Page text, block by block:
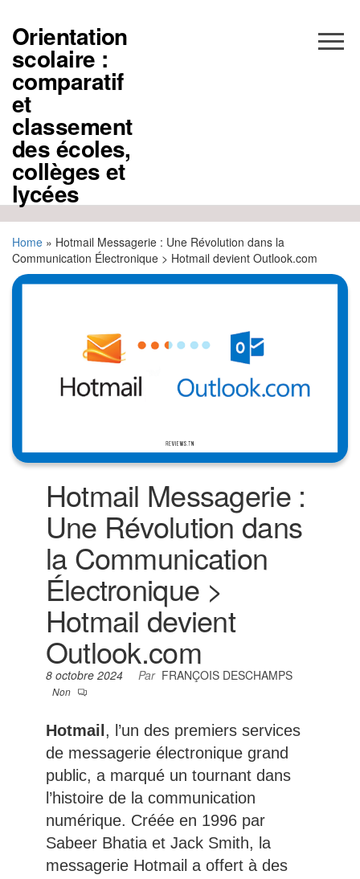
contenu
Orientation
scolaire :
comparatif
et
classement
des écoles,
collèges et
lycées
Home » Hotmail Messagerie : Une Révolution dans la
Communication Électronique > Hotmail devient Outlook.com
Hotmail Messagerie :
Une Révolution dans
la Communication
Électronique >
Hotmail devient
Outlook.com
8 octobre 2024 Par FRANÇOIS DESCHAMPS
Non
Hotmail , l’un des premiers services
de messagerie électronique grand
public, a marqué un tournant dans
l’histoire de la communication
numérique. Créée en 1996 par
Sabeer Bhatia et Jack Smith, la
messagerie Hotmail a offert à des